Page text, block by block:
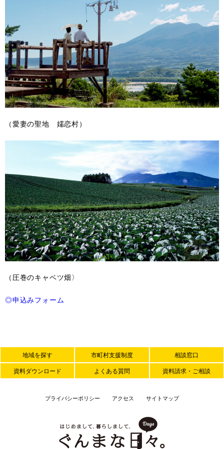
（愛妻の聖地 嬬恋村）
（圧巻のキャベツ畑〉
◎申込みフォーム
地域を探す 市町村支援制度 相談窓口
資料ダウンロード よくある質問 資料請求・ご相談
プライバシーポリシー アクセス サイトマップ